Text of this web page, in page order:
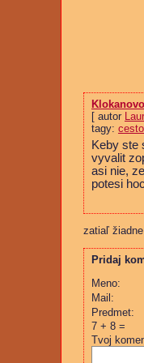
[ autor
tagy:
Keby ste
vyvalit
asi nie,
potesi
zatiaľ
Pridaj
Meno:
Mail:
Predmet:
7 + 8 =
Tvoj